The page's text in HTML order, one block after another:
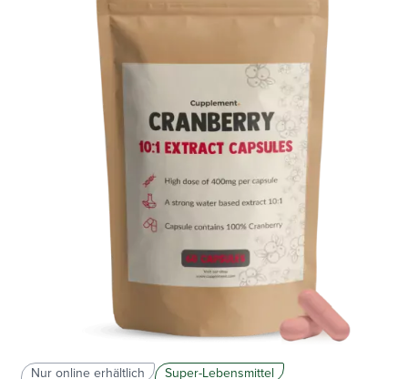
Nur online erhältlich Super-Lebensmittel